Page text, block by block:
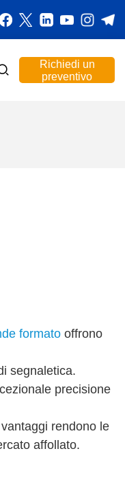
Richiedi un
preventivo
formatooffrono
segnaletica.
precisione
rendono le
affollato.